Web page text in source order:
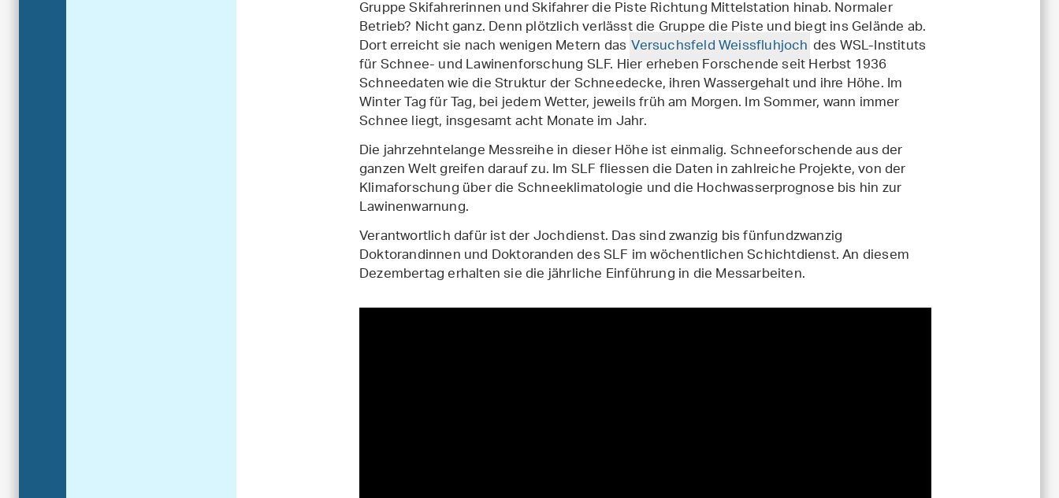
Gruppe Skifahrerinnen und Skifahrer die Piste Richtung Mittelstation hinab. Normaler
Betrieb? Nicht ganz. Denn plötzlich verlässt die Gruppe die Piste und biegt ins Gelände ab.
Dort erreicht sie nach wenigen Metern das Versuchsfeld Weissfluhjoch des WSL-Instituts
für Schnee- und Lawinenforschung SLF. Hier erheben Forschende seit Herbst 1936
Schneedaten wie die Struktur der Schneedecke, ihren Wassergehalt und ihre Höhe. Im
Winter Tag für Tag, bei jedem Wetter, jeweils früh am Morgen. Im Sommer, wann immer
Schnee liegt, insgesamt acht Monate im Jahr.
Die jahrzehntelange Messreihe in dieser Höhe ist einmalig. Schneeforschende aus der
ganzen Welt greifen darauf zu. Im SLF fliessen die Daten in zahlreiche Projekte, von der
Klimaforschung über die Schneeklimatologie und die Hochwasserprognose bis hin zur
Lawinenwarnung.
Verantwortlich dafür ist der Jochdienst. Das sind zwanzig bis fünfundzwanzig
Doktorandinnen und Doktoranden des SLF im wöchentlichen Schichtdienst. An diesem
Dezembertag erhalten sie die jährliche Einführung in die Messarbeiten.